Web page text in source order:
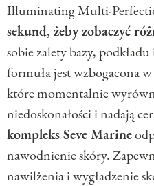
Illuminating Multi-
sekund, żeby zobaczyć
sobie zalety bazy,
formuła jest wzbogacona w
które momentalnie
niedoskonałości i nadają
kompleks Seve Marine
nawodnienie skóry.
nawilżenia i wygładzenie